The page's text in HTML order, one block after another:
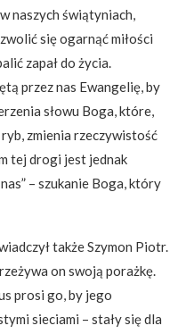
naszych świątyniach,
się ogarnąć miłości
zapał do życia.
przez nas Ewangelię, by
słowu Boga, które,
zmienia rzeczywistość
tej drogi jest jednak
– szukanie Boga, który
także Szymon Piotr.
on swoją porażkę.
prosi go, by jego
sieciami – stały się dla